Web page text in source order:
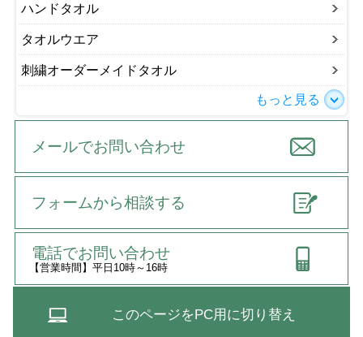
ハンドタオル
タオルウエア
刺繍オーダーメイドタオル
もっと見る
メールでお問い合わせ
フォームから相談する
電話でお問い合わせ
【営業時間】平日10時～16時
このページをPC用に切り替え